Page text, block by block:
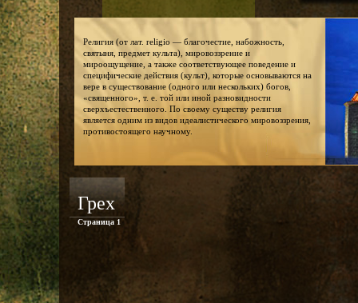
Религия (от лат. religio — благочестие, набожность,
святыня, предмет культа), мировоззрение и
мироощущение, а также соответствующее поведение и
специфические действия (культ), которые основываются на
вере в существование (одного или нескольких) богов,
«священного», т. е. той или иной разновидности
сверхъестественного. По своему существу религия
является одним из видов идеалистического мировоззрения,
противостоящего научному.
Грех
Страница 1